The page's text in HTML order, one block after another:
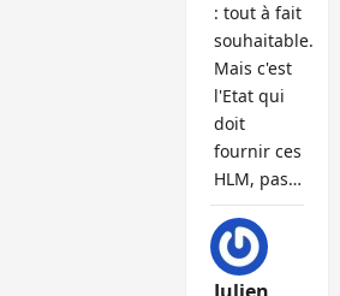
: tout à fait
souhaitable.
Mais c'est
l'Etat qui
doit
fournir ces
HLM, pas…